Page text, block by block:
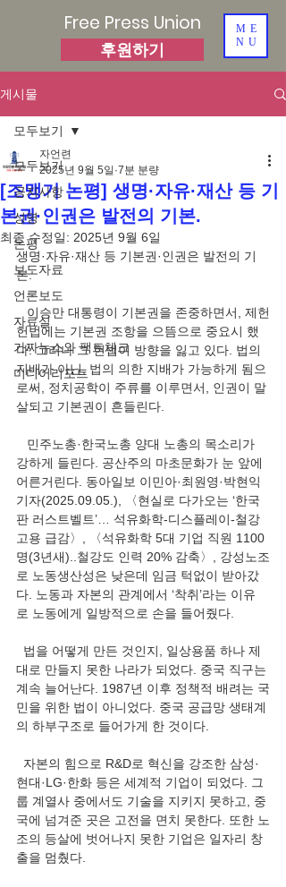
Free Press Union
후원하기
ME
NU
게시물
모두보기
공지사항
성명
논평
보도자료
언론보도
자료실
가짜뉴스와 팩트체크
미디어리포트
모두보기
[조맹기 논평] 생명·자유·재산 등 기
본권·인권은 발전의 기본.
자언련
2025년 9월 5일 7분 분량
최종 수정일: 2025년 9월 6일
생명·자유·재산 등 기본권·인권은 발전의 기
본.
이승만 대통령이 기본권을 존중하면서, 제헌
헌법에는 기본권 조항을 으뜸으로 중요시 했
다. 그러나 그 헌법이 방향을 잃고 있다. 법의
지배가 아닌, 법의 의한 지배가 가능하게 됨으
로써, 정치공학이 주류를 이루면서, 인권이 말
살되고 기본권이 흔들린다.
민주노총·한국노총 양대 노총의 목소리가
강하게 들린다. 공산주의 마초문화가 눈 앞에
어른거린다. 동아일보 이민아·최원영·박현익
기자(2025.09.05.), 〈현실로 다가오는 ‘한국
판 러스트벨트’… 석유화학-디스플레이-철강
고용 급감〉, 〈석유화학 5대 기업 직원 1100
명(3년새)..철강도 인력 20% 감축〉, 강성노조
로 노동생산성은 낮은데 임금 턱없이 받아갔
다. 노동과 자본의 관계에서 ‘착취’라는 이유
로 노동에게 일방적으로 손을 들어줬다.
법을 어떻게 만든 것인지, 일상용품 하나 제
대로 만들지 못한 나라가 되었다. 중국 직구는
계속 늘어난다. 1987년 이후 정책적 배려는 국
민을 위한 법이 아니었다. 중국 공급망 생태계
의 하부구조로 들어가게 한 것이다.
자본의 힘으로 R&D로 혁신을 강조한 삼성·
현대·LG·한화 등은 세계적 기업이 되었다. 그
룹 계열사 중에서도 기술을 지키지 못하고, 중
국에 넘겨준 곳은 고전을 면치 못한다. 또한 노
조의 등살에 벗어나지 못한 기업은 일자리 창
출을 멈췄다.